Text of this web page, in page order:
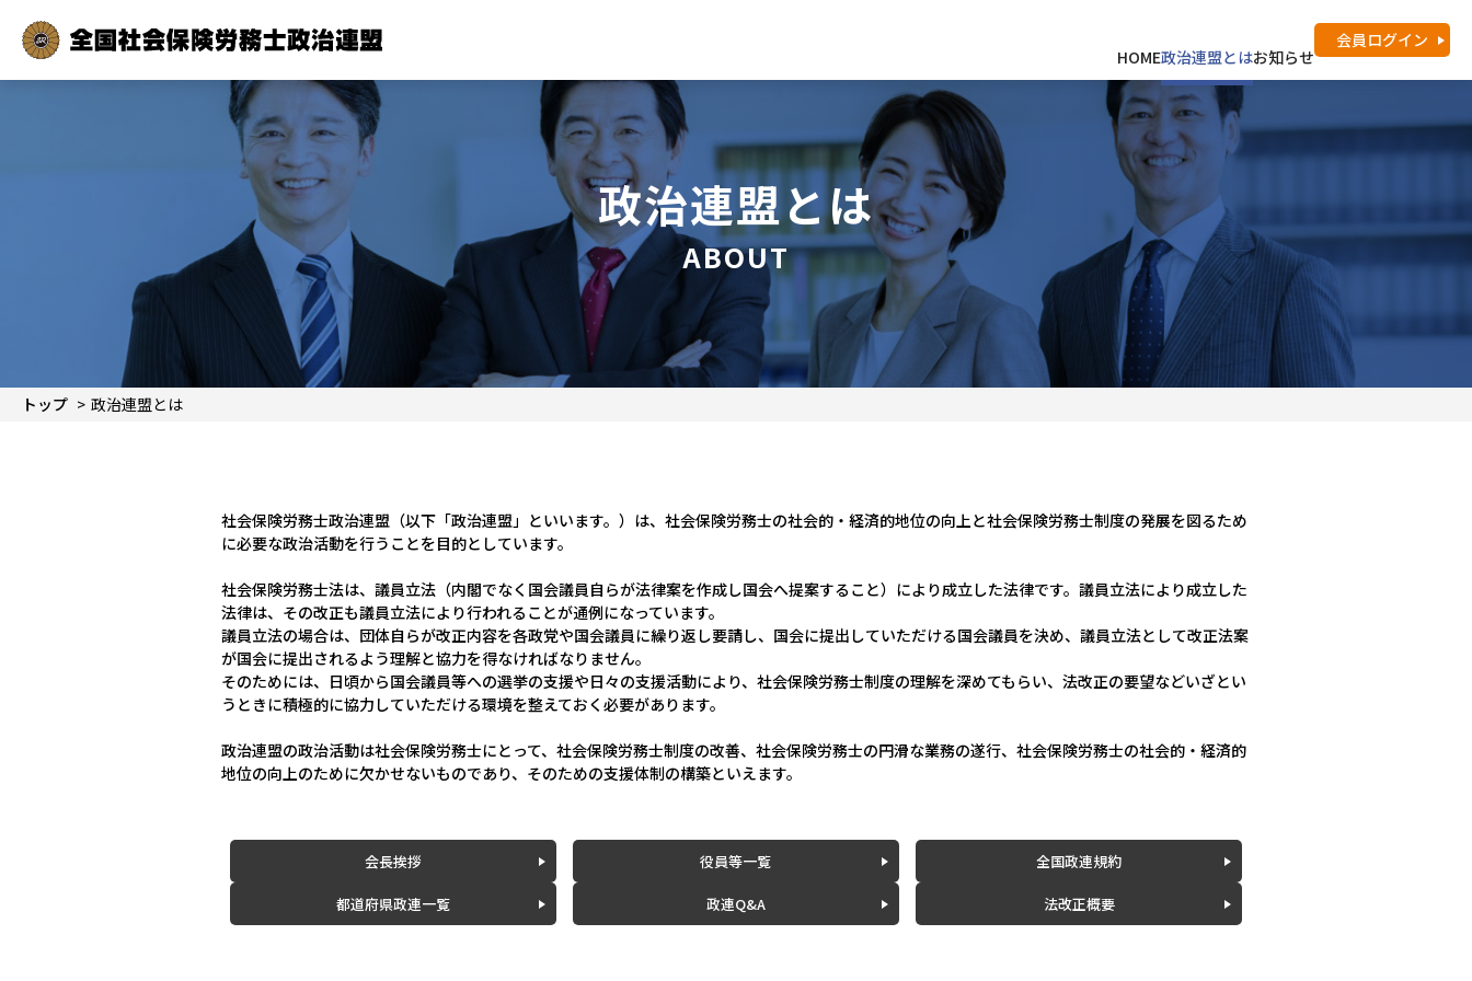
HOME政治連盟とはお知らせ
会員 ログイン
政治連盟とは
ABOUT
トップ 政治連盟とは
社会保険労務士政治連盟（以下「政治連盟」といいます。）は、社会保険労務士の社会的・経済的地位の向上と社会保険労務士制度の発展を図るため
に必要な政治活動を行うことを目的としています。
社会保険労務士法は、議員立法（内閣でなく国会議員自らが法律案を作成し国会へ提案すること）により成立した法律です。議員立法により成立した
法律は、その改正も議員立法により行われることが通例になっています。
議員立法の場合は、団体自らが改正内容を各政党や国会議員に繰り返し要請し、国会に提出していただける国会議員を決め、議員立法として改正法案
が国会に提出されるよう理解と協力を得なければなりません。
そのためには、日頃から国会議員等への選挙の支援や日々の支援活動により、社会保険労務士制度の理解を深めてもらい、法改正の要望などいざとい
うときに積極的に協力していただける環境を整えておく必要があります。
政治連盟の政治活動は社会保険労務士にとって、社会保険労務士制度の改善、社会保険労務士の円滑な業務の遂行、社会保険労務士の社会的・経済的
地位の向上のために欠かせないものであり、そのための支援体制の構築といえます。
会長挨拶 役員等一覧 全国政連規約
都道府県政連一覧 政連Q&A 法改正概要